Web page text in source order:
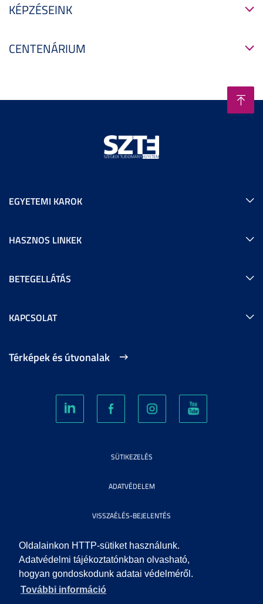
Oldalainkon HTTP-sütiket használunk.
Adatvédelmi tájékoztatónkban olvasható,
hogyan gondoskodunk adatai védelméről.
További információ
KÉPZÉSEINK
CENTENÁRIUM
EGYETEMI KAROK
HASZNOS LINKEK
BETEGELLÁTÁS
KAPCSOLAT
Térképek és útvonalak
SÜTIKEZELÉS
ADATVÉDELEM
VISSZAÉLÉS-BEJELENTÉS
KÖZÉRDEKŰ ADATOK
IMPRESSZUM